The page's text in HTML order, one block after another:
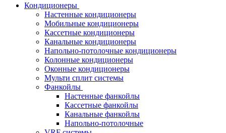
Кондиционеры
Настенные кондиционеры
Мобильные кондиционеры
Кассетные кондиционеры
Канальные кондиционеры
Напольно-потолочные кондиционеры
Колонные кондиционеры
Оконные кондиционеры
Мульти сплит системы
Фанкойлы
Настенные фанкойлы
Кассетные фанкойлы
Канальные фанкойлы
Напольно-потолочные